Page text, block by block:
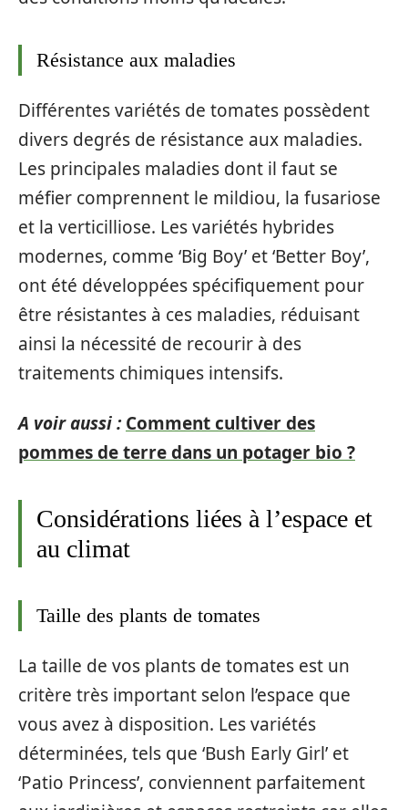
Résistance aux maladies
Différentes variétés de tomates possèdent
divers degrés de résistance aux maladies.
Les principales maladies dont il faut se
méfier comprennent le mildiou, la fusariose
et la verticilliose. Les variétés hybrides
modernes, comme ‘Big Boy’ et ‘Better Boy’,
ont été développées spécifiquement pour
être résistantes à ces maladies, réduisant
ainsi la nécessité de recourir à des
traitements chimiques intensifs.
A voir aussi : Comment cultiver des
pommes de terre dans un potager bio ?
Considérations liées à l’espace et
au climat
Taille des plants de tomates
La taille de vos plants de tomates est un
critère très important selon l’espace que
vous avez à disposition. Les variétés
déterminées, tels que ‘Bush Early Girl’ et
‘Patio Princess’, conviennent parfaitement